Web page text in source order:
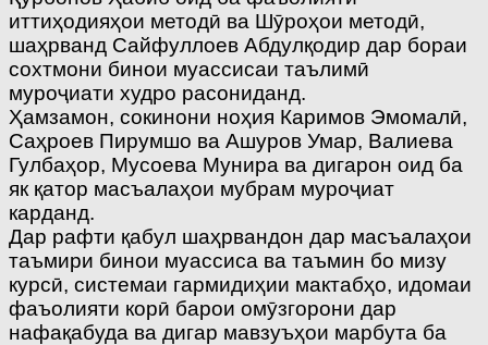
иттиҳодияҳои методӣ ва Шӯроҳои методӣ,
шаҳрванд Сайфуллоев Абдулқодир дар бораи
сохтмони бинои муассисаи таълимӣ
муроҷиати худро расониданд.
Ҳамзамон, сокинони ноҳия Каримов Эмомалӣ,
Саҳроев Пирумшо ва Ашуров Умар, Валиева
Гулбаҳор, Мусоева Мунира ва дигарон оид ба
як қатор масъалаҳои мубрам муроҷиат
карданд.
Дар рафти қабул шаҳрвандон дар масъалаҳои
таъмири бинои муассиса ва таъмин бо мизу
курсӣ, системаи гармидиҳии мактабҳо, идомаи
фаъолияти корӣ барои омӯзгорони дар
нафақабуда ва дигар мавзуъҳои марбута ба